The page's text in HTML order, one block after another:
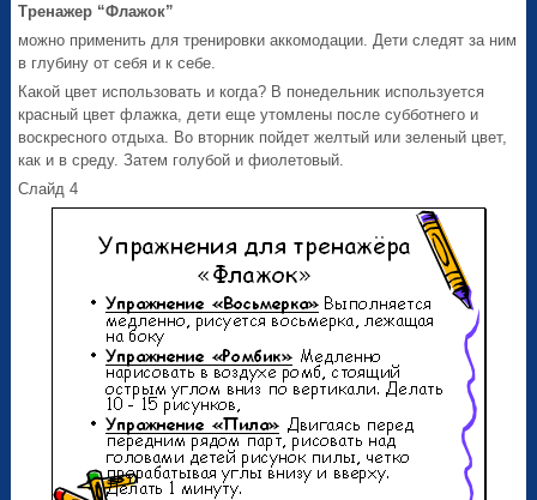
Тренажер “Флажок”
можно применить для тренировки аккомодации. Дети следят за ним
в глубину от себя и к себе.
Какой цвет использовать и когда? В понедельник используется
красный цвет флажка, дети еще утомлены после субботнего и
воскресного отдыха. Во вторник пойдет желтый или зеленый цвет,
как и в среду. Затем голубой и фиолетовый.
Слайд 4